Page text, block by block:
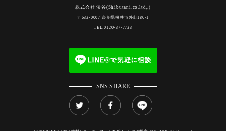
株式会社 渋谷(Shibutani.co.ltd,.)
〒633-0007 奈良県桜井市外山186-1
TEL:0120-37-7733
SNS SHARE